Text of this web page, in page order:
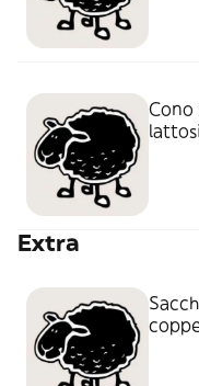
Cono
Extra